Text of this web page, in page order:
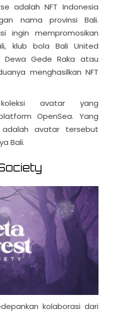
adalah NFT Indonesia
nama provinsi Bali.
ingin mempromosikan
klub bola Bali United
Dewa Gede Raka atau
menghasilkan NFT
avatar yang
OpenSea. Yang
avatar tersebut
Bali.
kolaborasi dari